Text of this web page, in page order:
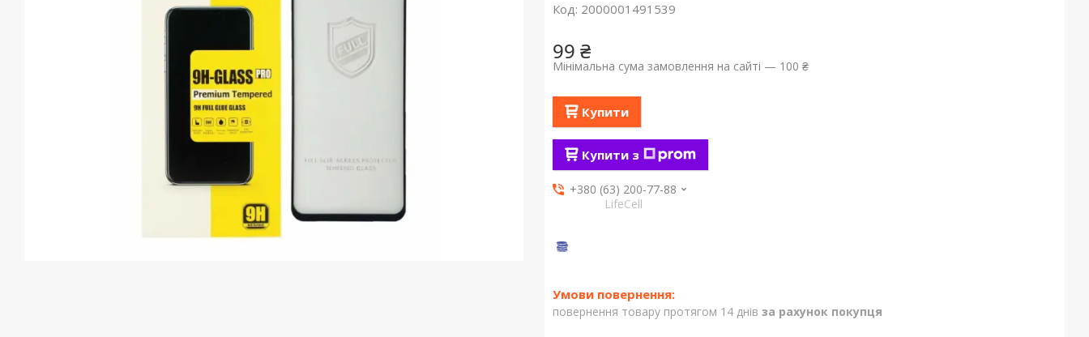
Код: 2000001491539
99 ₴
Мінімальна сума замовлення на сайті — 100 ₴
Купити
Купити з
+380 (63) 200-77-88
LifeCell
повернення товару протягом 14 днів за рахунок покупця